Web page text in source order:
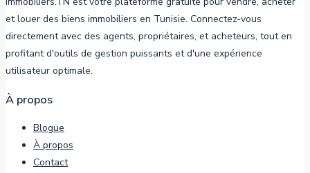
et louer des biens immobiliers en Tunisie. Connectez-vous
directement avec des agents, propriétaires, et acheteurs, tout en
profitant d'outils de gestion puissants et d'une expérience
utilisateur optimale.
À propos
Blogue
À propos
Contact